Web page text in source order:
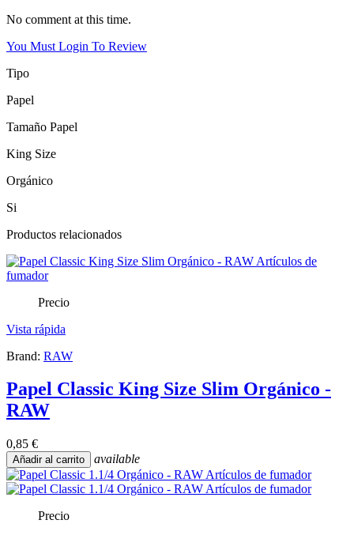
No comment at this time.
You Must Login To Review
Tipo
Papel
Tamaño Papel
King Size
Orgánico
Si
Productos relacionados
Precio
Vista rápida
Brand: RAW
Papel Classic King Size Slim Orgánico -
RAW
0,85 €
Añadir al carrito available
Precio